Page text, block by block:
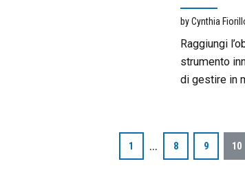
by Cynthia
Raggiungi
strumento
di gestire in
1 … 8 9 10